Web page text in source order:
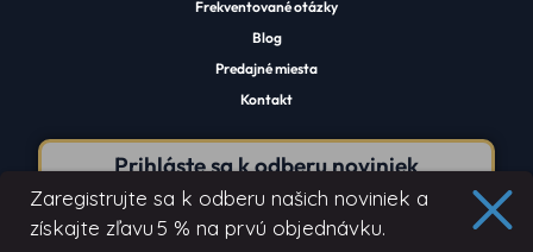
Prihláste sa k odberu noviniek
Frekventované otázky
Blog
Predajné miesta
Kontakt
Zaregistrujte sa k odberu našich noviniek a
získajte zľavu5 % na prvú objednávku.